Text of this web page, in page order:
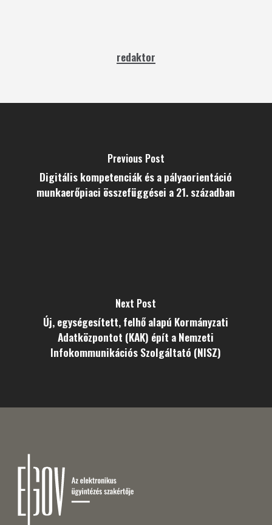
redaktor
Previous Post
Digitális kompetenciák és a pályaorientáció
munkaerőpiaci összefüggései a 21. században
Next Post
Új, egységesített, felhő alapú Kormányzati
Adatközpontot (KAK) épít a Nemzeti
Infokommunikációs Szolgáltató (NISZ)